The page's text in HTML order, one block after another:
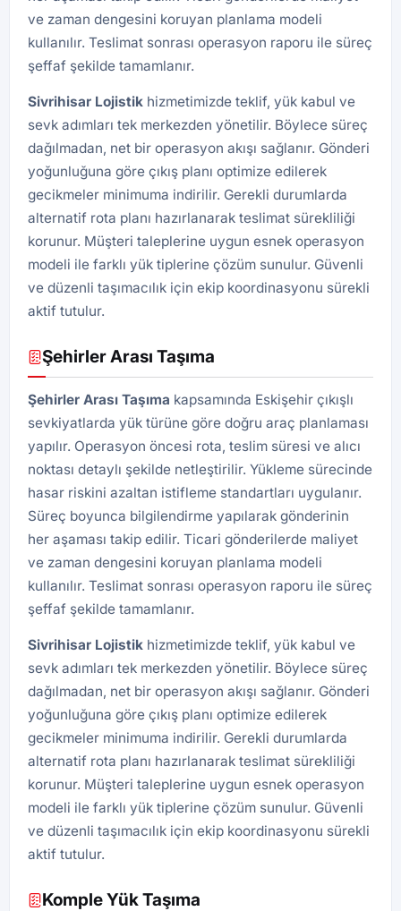
ve zaman dengesini koruyan planlama modeli
kullanılır. Teslimat sonrası operasyon raporu ile süreç
şeffaf şekilde tamamlanır.
Sivrihisar Lojistik hizmetimizde teklif, yük kabul ve
sevk adımları tek merkezden yönetilir. Böylece süreç
dağılmadan, net bir operasyon akışı sağlanır. Gönderi
yoğunluğuna göre çıkış planı optimize edilerek
gecikmeler minimuma indirilir. Gerekli durumlarda
alternatif rota planı hazırlanarak teslimat sürekliliği
korunur. Müşteri taleplerine uygun esnek operasyon
modeli ile farklı yük tiplerine çözüm sunulur. Güvenli
ve düzenli taşımacılık için ekip koordinasyonu sürekli
aktif tutulur.
Şehirler Arası Taşıma
Şehirler Arası Taşıma kapsamında Eskişehir çıkışlı
sevkiyatlarda yük türüne göre doğru araç planlaması
yapılır. Operasyon öncesi rota, teslim süresi ve alıcı
noktası detaylı şekilde netleştirilir. Yükleme sürecinde
hasar riskini azaltan istifleme standartları uygulanır.
Süreç boyunca bilgilendirme yapılarak gönderinin
her aşaması takip edilir. Ticari gönderilerde maliyet
ve zaman dengesini koruyan planlama modeli
kullanılır. Teslimat sonrası operasyon raporu ile süreç
şeffaf şekilde tamamlanır.
Sivrihisar Lojistik hizmetimizde teklif, yük kabul ve
sevk adımları tek merkezden yönetilir. Böylece süreç
dağılmadan, net bir operasyon akışı sağlanır. Gönderi
yoğunluğuna göre çıkış planı optimize edilerek
gecikmeler minimuma indirilir. Gerekli durumlarda
alternatif rota planı hazırlanarak teslimat sürekliliği
korunur. Müşteri taleplerine uygun esnek operasyon
modeli ile farklı yük tiplerine çözüm sunulur. Güvenli
ve düzenli taşımacılık için ekip koordinasyonu sürekli
aktif tutulur.
Komple Yük Taşıma